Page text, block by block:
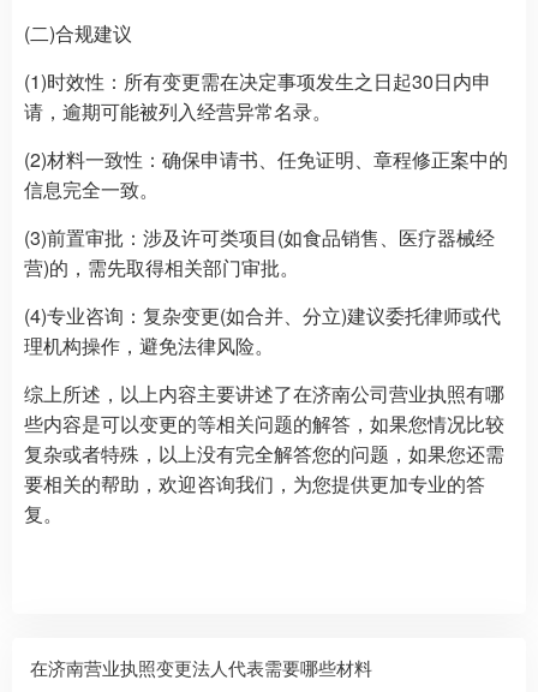
(二)合规建议
(1)时效性：所有变更需在决定事项发生之日起30日内申
请，逾期可能被列入经营异常名录。
(2)材料一致性：确保申请书、任免证明、章程修正案中的
信息完全一致。
(3)前置审批：涉及许可类项目(如食品销售、医疗器械经
营)的，需先取得相关部门审批。
(4)专业咨询：复杂变更(如合并、分立)建议委托律师或代
理机构操作，避免法律风险。
综上所述，以上内容主要讲述了在济南公司营业执照有哪
些内容是可以变更的等相关问题的解答，如果您情况比较
复杂或者特殊，以上没有完全解答您的问题，如果您还需
要相关的帮助，欢迎咨询我们，为您提供更加专业的答
复。
在济南营业执照变更法人代表需要哪些材料